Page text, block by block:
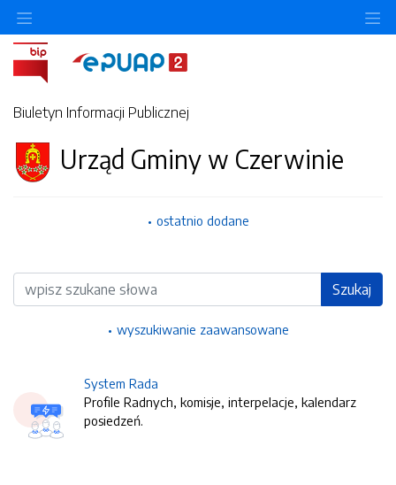
Biuletyn Informacji Publicznej
Urząd Gminy w Czerwinie
ostatnio dodane
Wyszukiwarka Szukaj
wyszukiwanie zaawansowane
System Rada
Profile Radnych, komisje, interpelacje, kalendarz
posiedzeń.